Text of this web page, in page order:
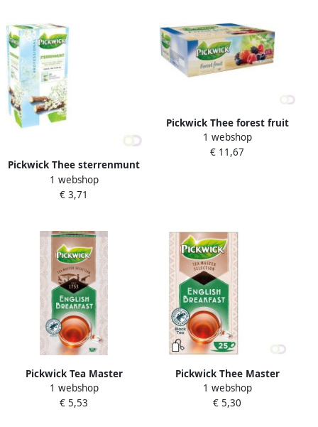
Pickwick Thee sterrenmunt
25x2gr met envelop
1 webshop
€ 3,71
Pickwick Thee forest fruit
100x1.5gr met envelop
1 webshop
€ 11,67
Pickwick Tea Master
Selection English Breakfast
pak van 25 stuks
1 webshop
€ 5,53
Pickwick Thee Master
Selection English breakfast
25st
1 webshop
€ 5,30